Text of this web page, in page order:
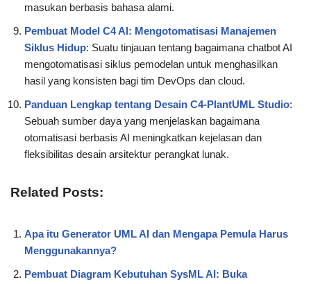
masukan berbasis bahasa alami.
Pembuat Model C4 AI: Mengotomatisasi Manajemen
Siklus Hidup: Suatu tinjauan tentang bagaimana chatbot AI
mengotomatisasi siklus pemodelan untuk menghasilkan
hasil yang konsisten bagi tim DevOps dan cloud.
Panduan Lengkap tentang Desain C4-PlantUML Studio:
Sebuah sumber daya yang menjelaskan bagaimana
otomatisasi berbasis AI meningkatkan kejelasan dan
fleksibilitas desain arsitektur perangkat lunak.
Related Posts:
Apa itu Generator UML AI dan Mengapa Pemula Harus
Menggunakannya?
Pembuat Diagram Kebutuhan SysML AI: Buka